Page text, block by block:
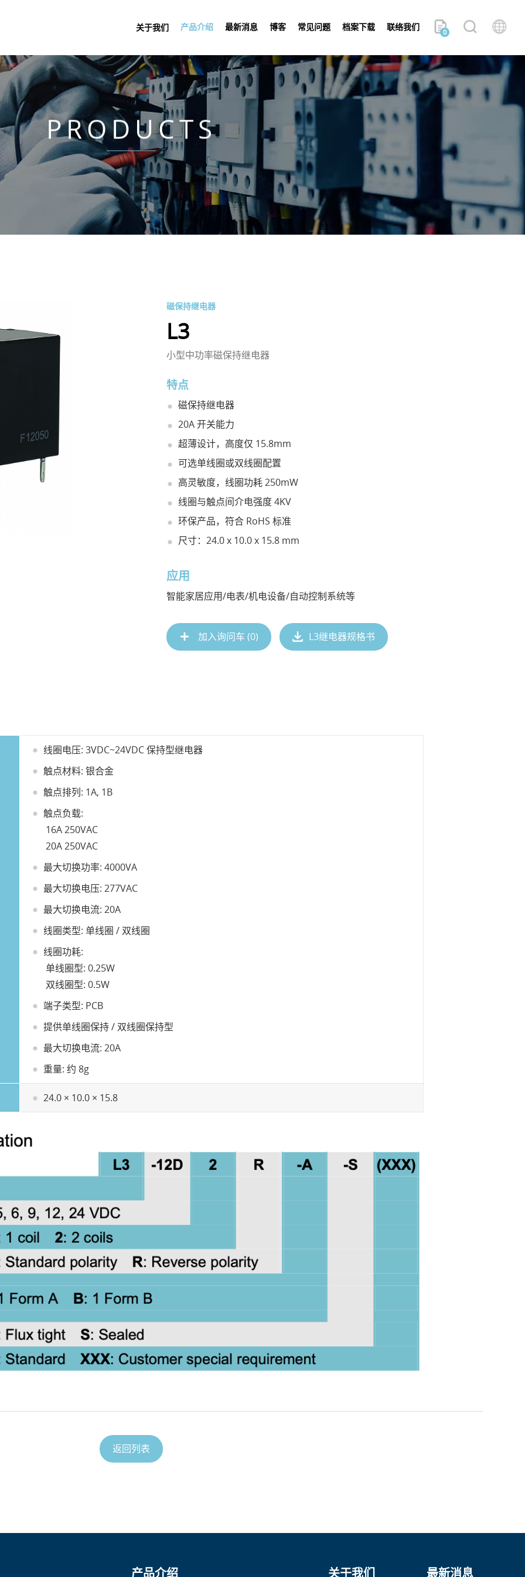
关于我们 产品介绍 最新消息 博客 常见问题 档案下载 联络我们 0
PRODUCTS
磁保持继电器
L3
小型中功率磁保持继电器
特点
磁保持继电器
20A 开关能力
超薄设计，高度仅 15.8mm
可选单线圈或双线圈配置
高灵敏度，线圈功耗 250mW
线圈与触点间介电强度 4KV
环保产品，符合 RoHS 标准
尺寸：24.0 x 10.0 x 15.8 mm
应用
智能家居应用/电表/机电设备/自动控制系统等
加入询问车 (0) L3继电器规格书
线圈电压: 3VDC~24VDC 保持型继电器
触点材料: 银合金
触点排列: 1A, 1B
触点负载:
16A 250VAC
20A 250VAC
最大切换功率: 4000VA
最大切换电压: 277VAC
最大切换电流: 20A
线圈类型: 单线圈 / 双线圈
线圈功耗:
单线圈型: 0.25W
双线圈型: 0.5W
端子类型: PCB
提供单线圈保持 / 双线圈保持型
最大切换电流: 20A
重量: 约 8g
24.0 × 10.0 × 15.8
返回列表
产品介绍 关于我们 最新消息